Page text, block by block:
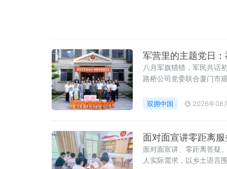
军营里的主题党日
八月军旗猎猎，军民共话
路桥公司党委联合厦门市
整洁的内务环境、棱
双拥中国 2026年08
面对面宣讲零距离
面对面宣讲、零距离答疑
人实际需求，以乡土语言